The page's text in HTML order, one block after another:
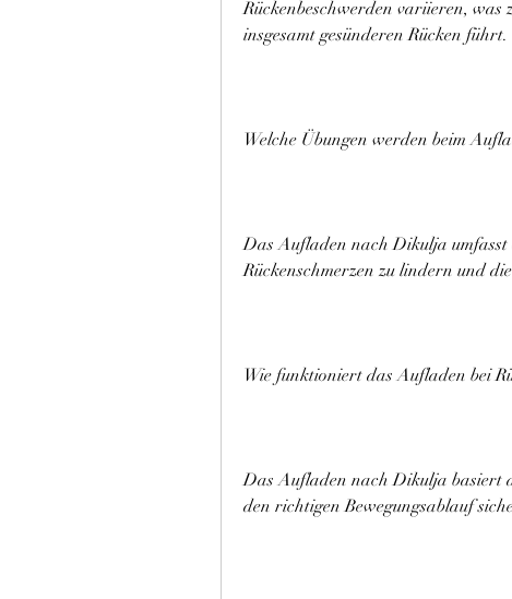
Rückenbeschwerden variieren, was
insgesamt gesünderen Rücken führt.
Welche Übungen werden beim
Das Aufladen nach Dikulja umfasst
Rückenschmerzen zu lindern und
Wie funktioniert das Aufladen bei
Das Aufladen nach Dikulja basiert
den richtigen Bewegungsablauf